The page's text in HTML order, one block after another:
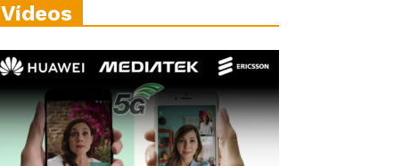
Vídeos